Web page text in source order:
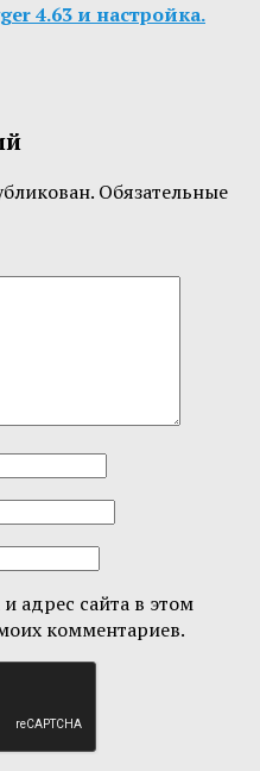
4.63 и настройка.
Обязательные
адрес сайта в этом
комментариев.